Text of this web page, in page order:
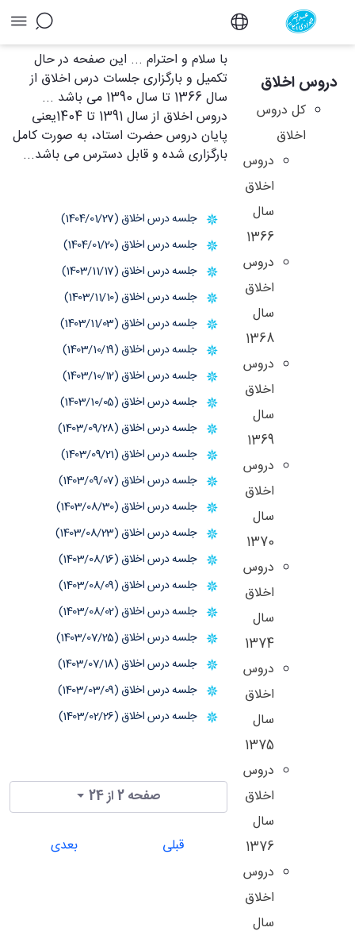
آرشیو دروس اخلاق - دفتر
دروس اخلاق
کل دروس
اخلاق
دروس
اخلاق
سال
1366
دروس
اخلاق
سال
1368
دروس
اخلاق
سال
1369
دروس
اخلاق
سال
1370
دروس
اخلاق
سال
1374
دروس
اخلاق
سال
1375
دروس
اخلاق
سال
1376
دروس
اخلاق
سال
با سلام و احترام ... این صفحه در حال
تکمیل و بارگزاری جلسات درس اخلاق از
سال 1366 تا سال 1390 می باشد ...
دروس اخلاق از سال 1391 تا 1404یعنی
پایان دروس حضرت استاد، به صورت کامل
بارگزاری شده و قابل دسترس می باشد...
جلسه درس اخلاق (1404/01/27)
جلسه درس اخلاق (1404/01/20)
جلسه درس اخلاق (1403/11/17)
جلسه درس اخلاق (1403/11/10)
جلسه درس اخلاق (1403/11/03)
جلسه درس اخلاق (1403/10/19)
جلسه درس اخلاق (1403/10/12)
جلسه درس اخلاق (1403/10/05)
جلسه درس اخلاق (1403/09/28)
جلسه درس اخلاق (1403/09/21)
جلسه درس اخلاق (1403/09/07)
جلسه درس اخلاق (1403/08/30)
جلسه درس اخلاق (1403/08/23)
جلسه درس اخلاق (1403/08/16)
جلسه درس اخلاق (1403/08/09)
جلسه درس اخلاق (1403/08/02)
جلسه درس اخلاق (1403/07/25)
جلسه درس اخلاق (1403/07/18)
جلسه درس اخلاق (1403/03/09)
جلسه درس اخلاق (1403/02/26)
صفحه 2 از 24
قبلی بعدی